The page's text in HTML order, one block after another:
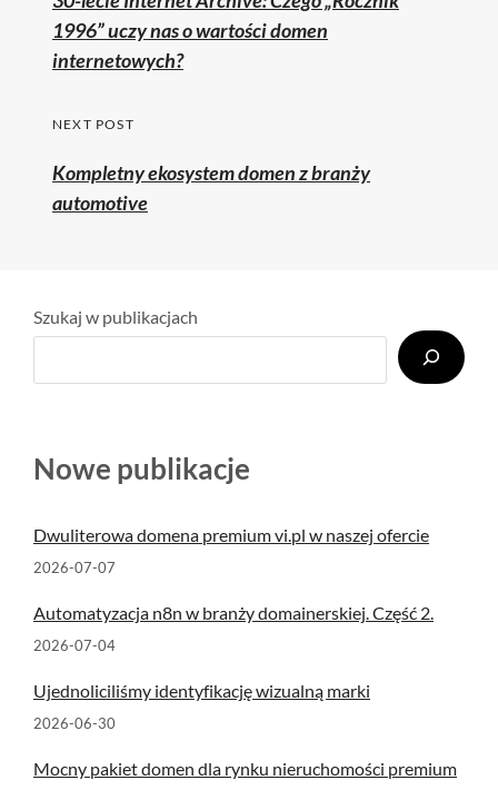
post:
1996” uczy nas o wartości domen
internetowych?
NEXT POST
Kompletny ekosystem domen z branży
automotive
Szukaj w publikacjach
Nowe publikacje
Dwuliterowa domena premium vi.pl w naszej ofercie
2026-07-07
Automatyzacja n8n w branży domainerskiej. Część 2.
2026-07-04
Ujednoliciliśmy identyfikację wizualną marki
2026-06-30
Mocny pakiet domen dla rynku nieruchomości premium